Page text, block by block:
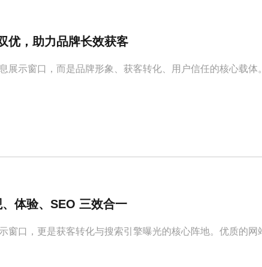
优，助力品牌长效获客
展示窗口，而是品牌形象、获客转化、用户信任的核心载
体验、SEO 三效合一
窗口，更是获客转化与搜索引擎曝光的核心阵地。优质的网